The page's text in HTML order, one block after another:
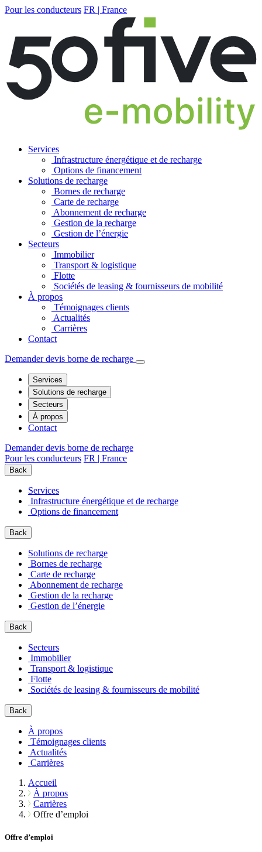
Pour les conducteurs FR | France
Services
Infrastructure énergétique et de recharge
Options de financement
Solutions de recharge
Bornes de recharge
Carte de recharge
Abonnement de recharge
Gestion de la recharge
Gestion de l’énergie
Secteurs
Immobilier
Transport & logistique
Flotte
Sociétés de leasing & fournisseurs de mobilité
À propos
Témoignages clients
Actualités
Carrières
Contact
Demander devis borne de recharge
Services
Solutions de recharge
Secteurs
À propos
Contact
Demander devis borne de recharge
Pour les conducteurs FR | France
Back
Services
Infrastructure énergétique et de recharge
Options de financement
Back
Solutions de recharge
Bornes de recharge
Carte de recharge
Abonnement de recharge
Gestion de la recharge
Gestion de l’énergie
Back
Secteurs
Immobilier
Transport & logistique
Flotte
Sociétés de leasing & fournisseurs de mobilité
Back
À propos
Témoignages clients
Actualités
Carrières
Accueil
À propos
Carrières
Offre d’emploi
Offre d’emploi